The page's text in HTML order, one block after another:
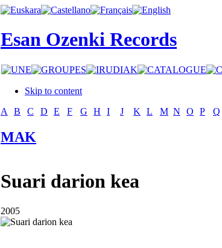
Esan Ozenki Records
Skip to content
A
B C D E F G H I J K L M N O P Q
MAK
Suari darion kea
2005